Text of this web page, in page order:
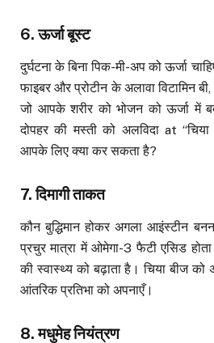
6.ऊर्जा बूस्ट
दुर्घटना के बिना पिक-मी-अप को ऊर्जा
फाइबर और प्रोटीन के अलावा विटामिन
जो आपके शरीर को भोजन को ऊर्जा
दोपहर की मस्ती को अलविदा at
आपके लिए क्या कर सकता है?
7.दिमागी ताकत
कौन बुद्धिमान होकर अगला आइंस्टीन
प्रचुर मात्रा में ओमेगा-3 फैटी एसिड
की स्वास्थ्य को बढ़ाता है। चिया बीज
आंतरिक प्रतिभा को अपनाएँ।
8.मधुमेह नियंत्रण